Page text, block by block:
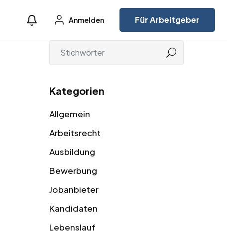
Anmelden Für Arbeitgeber
Kategorien
Allgemein
Arbeitsrecht
Ausbildung
Bewerbung
Jobanbieter
Kandidaten
Lebenslauf